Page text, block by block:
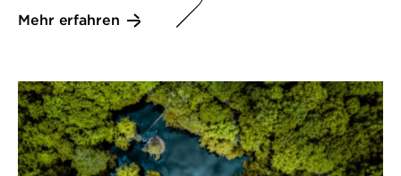
Mehr erfahren